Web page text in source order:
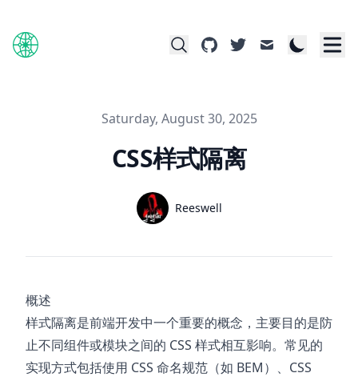
githubtwittermail
Published on
Saturday, August 30, 2025
CSS样式隔离
Authors
Name
Reeswell
概述
样式隔离是前端开发中一个重要的概念，主要目的是防
止不同组件或模块之间的 CSS 样式相互影响。常见的
实现方式包括使用 CSS 命名规范（如 BEM）、CSS